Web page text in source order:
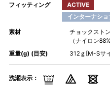
フィッティング
ACTIVE
インターナショ
素材
チョックスト
（ナイロン
重量(g) (目安)
312ｇ[M-Sサ
洗濯表示：